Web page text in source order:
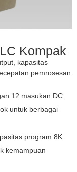
Kompak
kapasitas
pemrosesan
12 masukan DC
untuk berbagai
program 8K
kemampuan